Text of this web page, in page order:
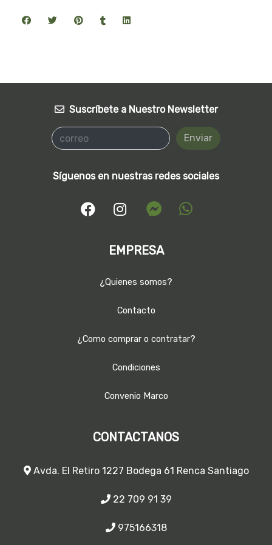
Suscríbete a Nuestro Newsletter
Enviar
Síguenos en nuestras redes sociales
EMPRESA
¿Quienes somos?
Contacto
¿Como comprar o contratar?
Condiciones
Convenio Marco
CONTACTANOS
Avda. El Retiro 1227 Bodega 61 Renca Santiago
22 709 91 39
975166318